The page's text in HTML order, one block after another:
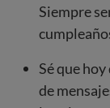
Siempre
Sé que
de